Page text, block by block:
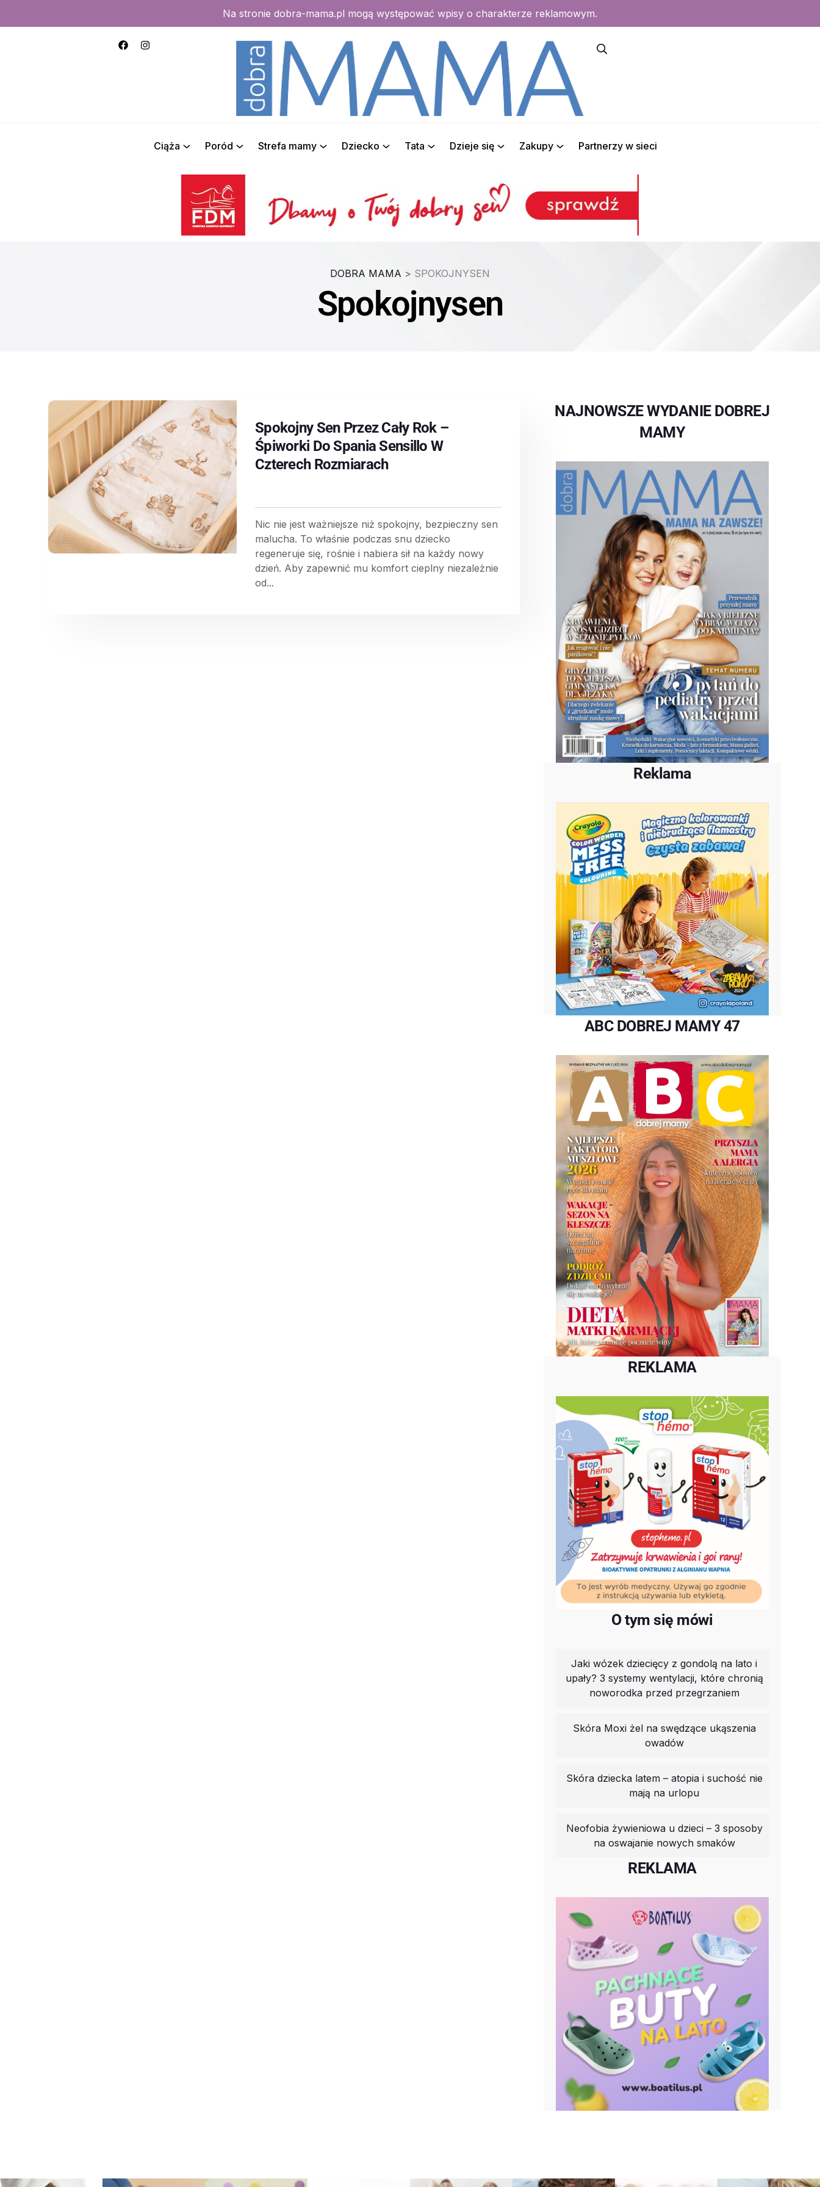
Na stronie dobra-mama.pl mogą występować wpisy o charakterze reklamowym.
Ciąża Poród Strefa mamy Dziecko Tata Dzieje się Zakupy Partnerzy w sieci
DOBRA MAMA > SPOKOJNYSEN
Spokojnysen
Spokojny Sen Przez Cały Rok –
Śpiworki Do Spania Sensillo W
Czterech Rozmiarach
Nic nie jest ważniejsze niż spokojny, bezpieczny sen
malucha. To właśnie podczas snu dziecko
regeneruje się, rośnie i nabiera sił na każdy nowy
dzień. Aby zapewnić mu komfort cieplny niezależnie
od...
NAJNOWSZE WYDANIE DOBREJ
MAMY
Reklama
ABC DOBREJ MAMY 47
REKLAMA
O tym się mówi
Jaki wózek dziecięcy z gondolą na lato i
upały? 3 systemy wentylacji, które chronią
noworodka przed przegrzaniem
Skóra Moxi żel na swędzące ukąszenia
owadów
Skóra dziecka latem – atopia i suchość nie
mają na urlopu
Neofobia żywieniowa u dzieci – 3 sposoby
na oswajanie nowych smaków
REKLAMA